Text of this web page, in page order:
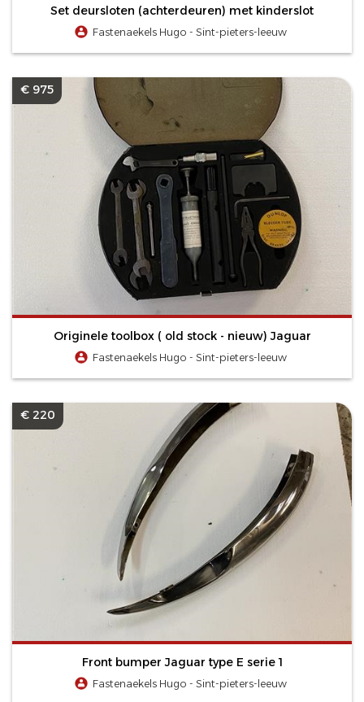
Set deursloten (achterdeuren) met kinderslot
Fastenaekels Hugo - Sint-pieters-leeuw
€ 975
Originele toolbox ( old stock - nieuw) Jaguar
Fastenaekels Hugo - Sint-pieters-leeuw
€ 220
Front bumper Jaguar type E serie 1
Fastenaekels Hugo - Sint-pieters-leeuw